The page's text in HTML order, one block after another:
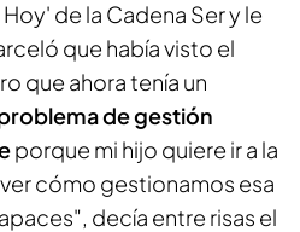
de la Cadena Ser y le
que había visto el
que ahora tenía un
de gestión
porque mi hijo quiere ir a la
cómo gestionamos esa
decía entre risas el